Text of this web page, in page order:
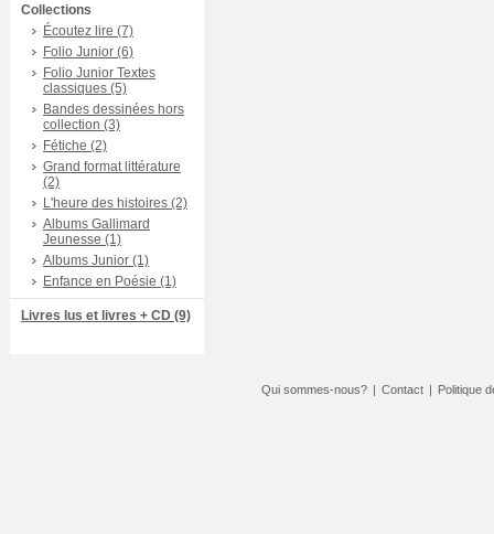
Collections
Écoutez lire (7)
Folio Junior (6)
Folio Junior Textes
classiques (5)
Bandes dessinées hors
collection (3)
Fétiche (2)
Grand format littérature
(2)
L'heure des histoires (2)
Albums Gallimard
Jeunesse (1)
Albums Junior (1)
Enfance en Poésie (1)
Livres lus et livres + CD (9)
Qui sommes-nous? | Contact | Politique